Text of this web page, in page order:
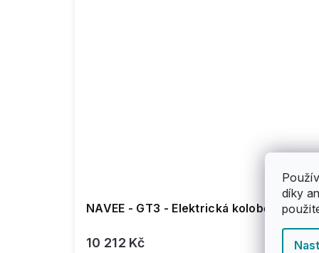
díky
NAVEE - GT3 - Elektrická koloběžka
10 212 Kč